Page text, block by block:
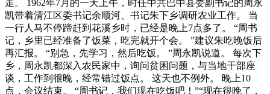
走。 1962年7月的一天上午，时任中共巴中县委副书记的周永
凯带着清江区委书记余顺河、书记朱下乡调研农业工作。 当
一行人马不停蹄赶到花溪乡时，已经是晚上7点多了。 “周书
记，乡里已经准备了饭菜，吃完就开个会。 ”建议朱吃晚饭后
再汇报。 “别急，先学习，然后吃饭。 ”周永凯说道。 每次下
乡，周永凯都深入农民家中，询问贫困问题，与当地干部座
谈，工作到很晚，经常错过饭点。 这天也不例外。 晚上10
点，会议结束。 “周书记，我们现在吃饭吧！”“现在很晚了，